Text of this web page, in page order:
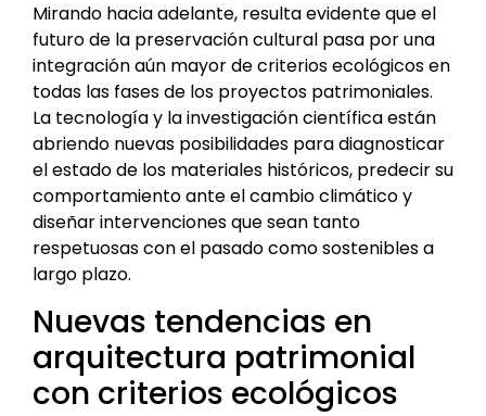
Mirando hacia adelante, resulta evidente que el
futuro de la preservación cultural pasa por una
integración aún mayor de criterios ecológicos en
todas las fases de los proyectos patrimoniales.
La tecnología y la investigación científica están
abriendo nuevas posibilidades para diagnosticar
el estado de los materiales históricos, predecir su
comportamiento ante el cambio climático y
diseñar intervenciones que sean tanto
respetuosas con el pasado como sostenibles a
largo plazo.
Nuevas tendencias en
arquitectura patrimonial
con criterios ecológicos